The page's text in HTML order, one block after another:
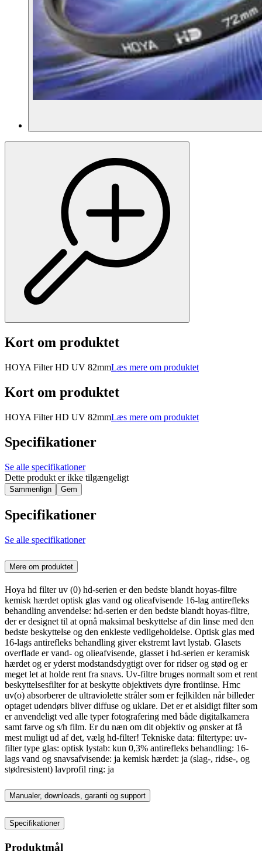
Kort om produktet
HOYA Filter HD UV 82mmLæs mere om produktet
Kort om produktet
HOYA Filter HD UV 82mmLæs mere om produktet
Specifikationer
Se alle specifikationer
Dette produkt er ikke tilgængeligt
Sammenlign Gem
Specifikationer
Se alle specifikationer
Mere om produktet
Hoya hd filter uv (0) hd-serien er den bedste blandt hoyas-filtre
kemisk hærdet optisk glas vand og olieafvisende 16-lag antirefleks
behandling anvendelse: hd-serien er den bedste blandt hoyas-filtre,
der er designet til at opnå maksimal beskyttelse af din linse med den
bedste beskyttelse og den enkleste vedligeholdelse. Optisk glas med
16-lags antirefleks behandling giver ekstremt lavt lystab. Glasets
overflade er vand- og olieafvisende, glasset i hd-serien er keramisk
hærdet og er yderst modstandsdygtigt over for ridser og stød og er
meget let at holde rent fra snavs. Uv-filtre bruges normalt som et rent
beskyttelsesfilter for at beskytte objektivets dyre frontlinse. Hmc
uv(o) absorberer de ultraviolette stråler som er fejlkilden når billeder
optaget udendørs bliver diffuse og uklare. Det er et alsidigt filter som
er anvendeligt ved alle typer fotografering med både digitalkamera
samt farve og s/h film. Er du næn om dit objektiv og ønsker at få
mest muligt ud af det, vælg hd-filter! Tekniske data: filtertype: uv-
filter type glas: optisk lystab: kun 0,3% antirefleks behandling: 16-
lags vand og snavsafvisende: ja kemisk hærdet: ja (slag-, ridse-, og
stødresistent) lavprofil ring: ja
Manualer, downloads, garanti og support
Specifikationer
Produktmål